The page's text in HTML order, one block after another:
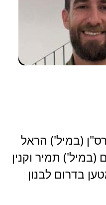
(במיל') הראל
(במיל') תמיר וקנין
בדרום לבנון